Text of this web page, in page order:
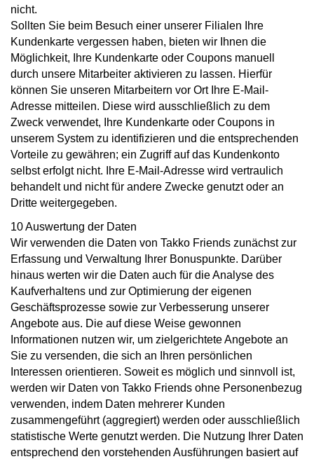
nicht.
Sollten Sie beim Besuch einer unserer Filialen Ihre
Kundenkarte vergessen haben, bieten wir Ihnen die
Möglichkeit, Ihre Kundenkarte oder Coupons manuell
durch unsere Mitarbeiter aktivieren zu lassen. Hierfür
können Sie unseren Mitarbeitern vor Ort Ihre E-Mail-
Adresse mitteilen. Diese wird ausschließlich zu dem
Zweck verwendet, Ihre Kundenkarte oder Coupons in
unserem System zu identifizieren und die entsprechenden
Vorteile zu gewähren; ein Zugriff auf das Kundenkonto
selbst erfolgt nicht. Ihre E-Mail-Adresse wird vertraulich
behandelt und nicht für andere Zwecke genutzt oder an
Dritte weitergegeben.
10 Auswertung der Daten
Wir verwenden die Daten von Takko Friends zunächst zur
Erfassung und Verwaltung Ihrer Bonuspunkte. Darüber
hinaus werten wir die Daten auch für die Analyse des
Kaufverhaltens und zur Optimierung der eigenen
Geschäftsprozesse sowie zur Verbesserung unserer
Angebote aus. Die auf diese Weise gewonnen
Informationen nutzen wir, um zielgerichtete Angebote an
Sie zu versenden, die sich an Ihren persönlichen
Interessen orientieren. Soweit es möglich und sinnvoll ist,
werden wir Daten von Takko Friends ohne Personenbezug
verwenden, indem Daten mehrerer Kunden
zusammengeführt (aggregiert) werden oder ausschließlich
statistische Werte genutzt werden. Die Nutzung Ihrer Daten
entsprechend den vorstehenden Ausführungen basiert auf